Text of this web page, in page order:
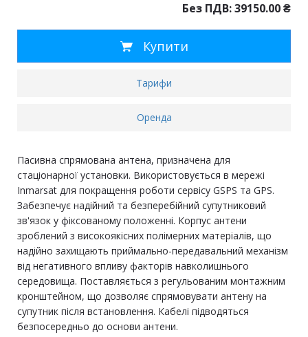
Без ПДВ: 39150.00₴
Купити
Тарифи
Оренда
Пасивна спрямована антена, призначена для
стаціонарної установки. Використовується в мережі
Inmarsat для покращення роботи сервісу GSPS та GPS.
Забезпечує надійний та безперебійний супутниковий
зв'язок у фіксованому положенні. Корпус антени
зроблений з високоякісних полімерних матеріалів, що
надійно захищають приймально-передавальний механізм
від негативного впливу факторів навколишнього
середовища. Поставляється з регульованим монтажним
кронштейном, що дозволяє спрямовувати антену на
супутник після встановлення. Кабелі підводяться
безпосередньо до основи антени.